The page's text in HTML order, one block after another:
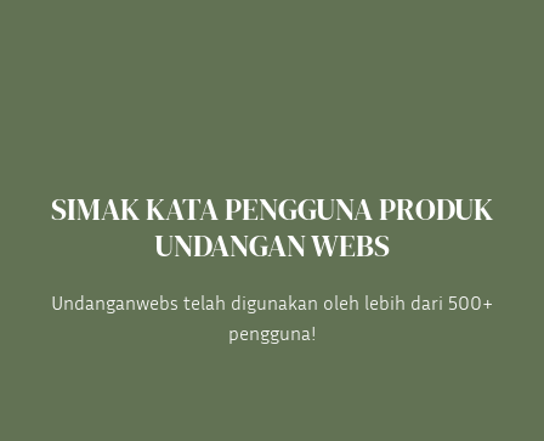
SIMAK KATA PENGGUNA PRODUK
UNDANGAN WEBS
Undanganwebs telah digunakan oleh lebih dari 500+
pengguna!